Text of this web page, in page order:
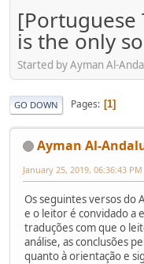
[Portuguese
is the only
Started by Ayman Al-
GO DOWN Pages 1
Ayman Al-
January 25, 2019, 06:36:43 PM
Os seguintes versos do
e o leitor é convidado a
traduções com que o
análise, as conclusões
quanto à orientação e